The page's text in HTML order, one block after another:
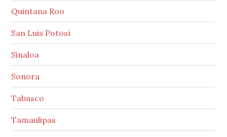
Quintana Roo
San Luis Potosí
Sinaloa
Sonora
Tabasco
Tamaulipas